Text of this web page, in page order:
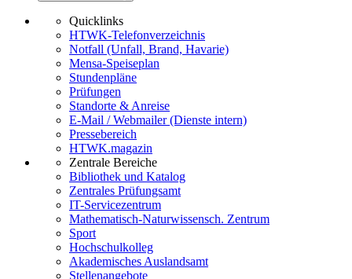
Quicklinks
HTWK-Telefonverzeichnis
Notfall (Unfall, Brand, Havarie)
Mensa-Speiseplan
Stundenpläne
Prüfungen
Standorte & Anreise
E-Mail / Webmailer (Dienste intern)
Pressebereich
HTWK.magazin
Zentrale Bereiche
Bibliothek und Katalog
Zentrales Prüfungsamt
IT-Servicezentrum
Mathematisch-Naturwissensch. Zentrum
Sport
Hochschulkolleg
Akademisches Auslandsamt
Stellenangebote